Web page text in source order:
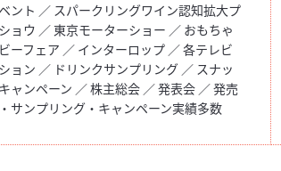
ント ／ スパークリングワイン認知拡大プ
ョウ ／ 東京モーターショー ／ おもちゃ
ーフェア ／ インターロップ ／ 各テレビ
ョン ／ ドリンクサンプリング ／ スナッ
ャンペーン ／ 株主総会 ／ 発表会 ／ 発売
サンプリング・キャンペーン実績多数